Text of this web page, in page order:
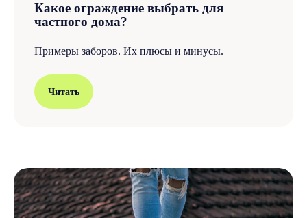
Какое ограждение выбрать для
частного дома?
Примеры заборов. Их плюсы и минусы.
Читать